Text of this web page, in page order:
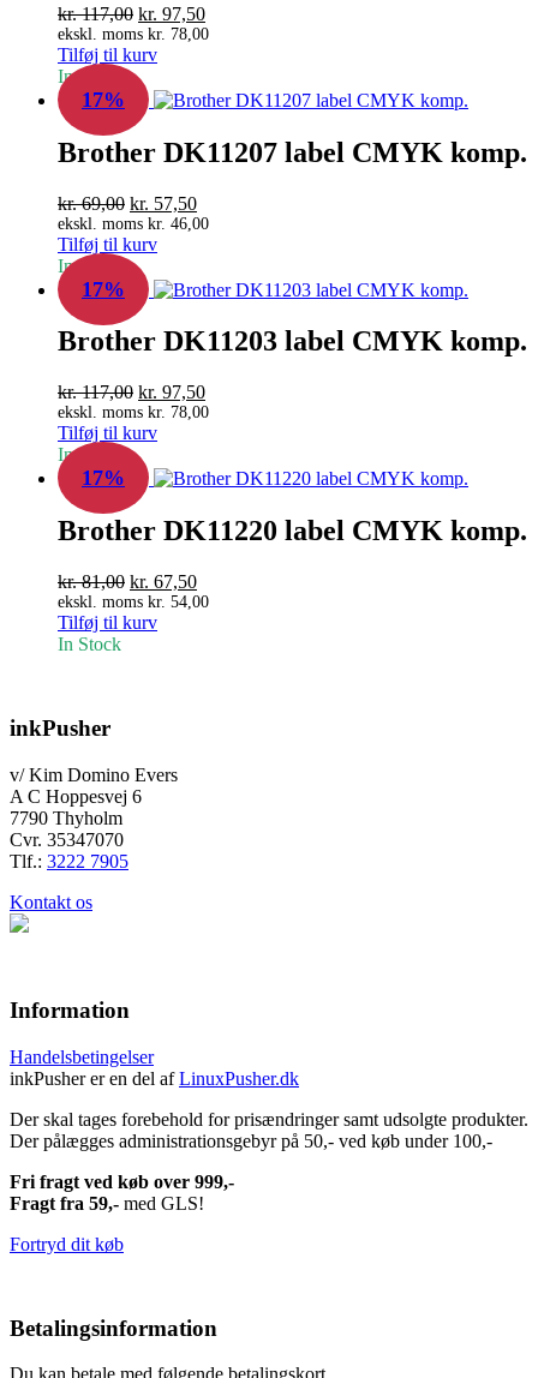
kr.117,00 Den
oprindelige
pris
var:
kr. 117,00.
kr. 97,50Den
aktuelle
kr. 97,50.
ekskl. moms kr. 78,00
Tilføj til kurv
In Stock
17%
Brother DK11207 label CMYK komp.
kr.69,00 Den
oprindelige
pris
var:
kr. 69,00.
kr. 57,50Den
aktuelle
kr. 57,50.
ekskl. moms kr. 46,00
Tilføj til kurv
In Stock
17%
Brother DK11203 label CMYK komp.
kr.117,00 Den
oprindelige
pris
var:
kr. 117,00.
kr. 97,50Den
aktuelle
kr. 97,50.
ekskl. moms kr. 78,00
Tilføj til kurv
In Stock
17%
Brother DK11220 label CMYK komp.
kr.81,00 Den
oprindelige
pris
kr. 67,50Den
aktuelle
ekskl. moms kr. 54,00
Tilføj til kurv
In Stock
inkPusher
v/ Kim Domino Evers
A C Hoppesvej 6
7790 Thyholm
Cvr. 35347070
Tlf.: 3222 7905
Kontakt os
Information
Handelsbetingelser
inkPusher er en del afLinuxPusher.dk
Der skal tages forebehold for prisændringer samt udsolgte produkter.
Der pålægges administrationsgebyr på 50,- ved køb under 100,-
Fri fragt ved køb over 999,-
Fragt fra 59,- med GLS!
Fortryd dit køb
Betalingsinformation